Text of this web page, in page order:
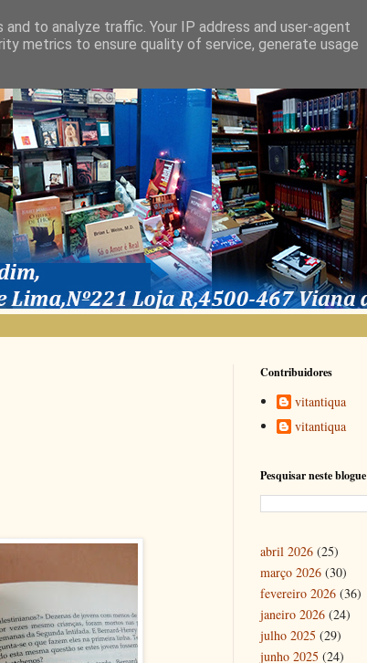
Contribuidores
vitantiqua
vitantiqua
Pesquisar neste blogue
abril 2026 (25)
março 2026 (30)
fevereiro 2026 (36)
janeiro 2026 (24)
julho 2025 (29)
junho 2025 (24)
to analyze traffic. Your IP address and user-agent
metrics to ensure quality of service, generate usage